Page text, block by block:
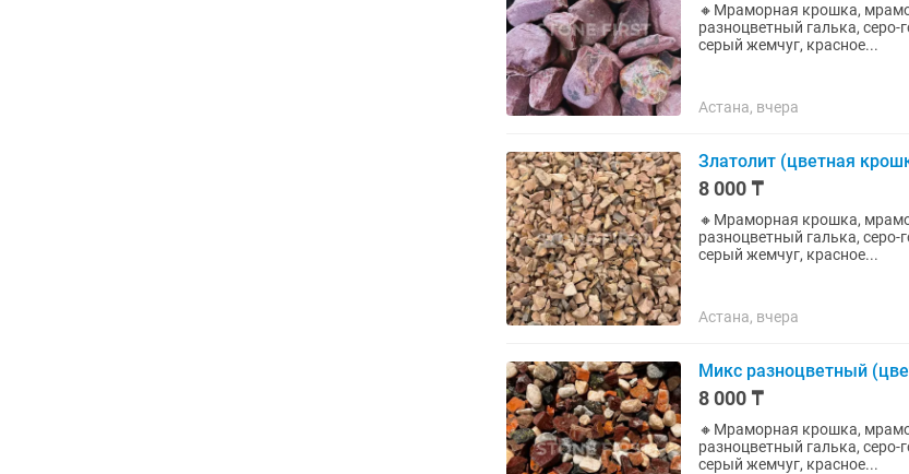
🔸Мраморная крошка,
разноцветный галька,
серый жемчуг, красное...
Астана, вчера
Златолит (цветная
8 000 ₸
🔸Мраморная крошка,
разноцветный галька,
серый жемчуг, красное...
Астана, вчера
Микс разноцветный
8 000 ₸
🔸Мраморная крошка,
разноцветный галька,
серый жемчуг, красное...